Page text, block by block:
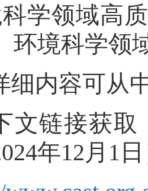
学领域高
环境科学领
细内容可从
文链接获
年12月1